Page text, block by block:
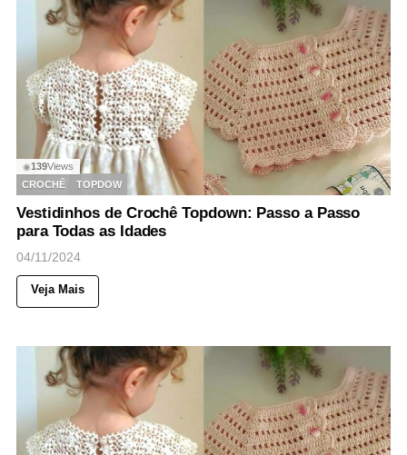
◉139Views
CROCHÊ
TOPDOW
Vestidinhos de Crochê Topdown: Passo a Passo
para Todas as Idades
04/11/2024
Veja Mais